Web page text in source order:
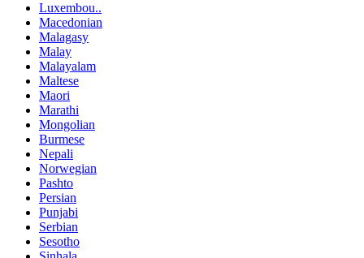
Luxembou..
Macedonian
Malagasy
Malay
Malayalam
Maltese
Maori
Marathi
Mongolian
Burmese
Nepali
Norwegian
Pashto
Persian
Punjabi
Serbian
Sesotho